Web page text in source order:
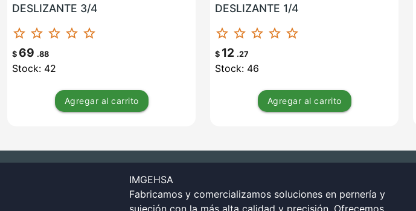
DESLIZANTE 3/4
star_border star_border star_border star_border star_border
$ 69 .88
Stock: 42
Agregar al carrito
DESLIZANTE 1/4
star_border star_border star_border star_border star_border
$ 12 .27
Stock: 46
Agregar al carrito
IMGEHSA
Fabricamos y comercializamos soluciones en pernería y